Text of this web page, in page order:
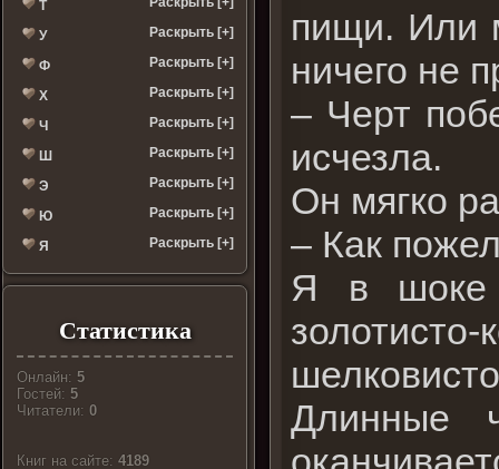
Т
У Раскрыть [+]
Ф Раскрыть [+]
Х Раскрыть [+]
Ч Раскрыть [+]
Ш Раскрыть [+]
Э Раскрыть [+]
Ю Раскрыть [+]
Я Раскрыть [+]
Статистика
Онлайн: 5
Гостей: 5
Читатели:0
Книг на сайте:4189
пищи. Или
ничего не
– Черт
исчезла.
Он мягко
– Как
Я в шоке
золотисто-
Длинные